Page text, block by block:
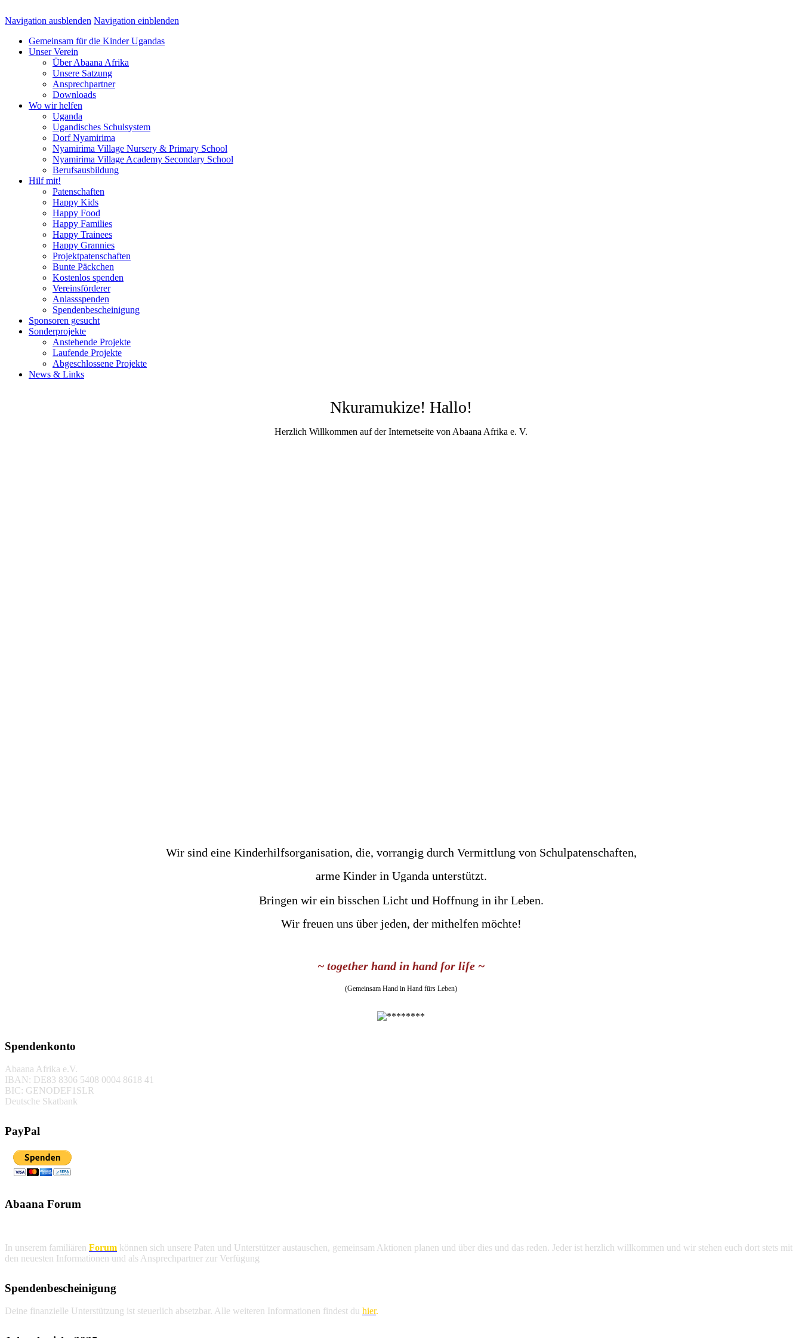
Navigation ausblenden Navigation einblenden
Gemeinsam für die Kinder Ugandas
Unser Verein
Über Abaana Afrika
Unsere Satzung
Ansprechpartner
Downloads
Wo wir helfen
Uganda
Ugandisches Schulsystem
Dorf Nyamirima
Nyamirima Village Nursery & Primary School
Nyamirima Village Academy Secondary School
Berufsausbildung
Hilf mit!
Patenschaften
Happy Kids
Happy Food
Happy Families
Happy Trainees
Happy Grannies
Projektpatenschaften
Bunte Päckchen
Kostenlos spenden
Vereinsförderer
Anlassspenden
Spendenbescheinigung
Sponsoren gesucht
Sonderprojekte
Anstehende Projekte
Laufende Projekte
Abgeschlossene Projekte
News & Links
Nkuramukize! Hallo!
Herzlich Willkommen auf der Internetseite von Abaana Afrika e. V.
Wir sind eine Kinderhilfsorganisation, die, vorrangig durch Vermittlung von Schulpatenschaften,
arme Kinder in Uganda unterstützt.
Bringen wir ein bisschen Licht und Hoffnung in ihr Leben.
Wir freuen uns über jeden, der mithelfen möchte!
~ together hand in hand for life ~
(Gemeinsam Hand in Hand fürs Leben)
Spendenkonto
Abaana Afrika e.V.
IBAN: DE83 8306 5408 0004 8618 41
BIC: GENODEF1SLR
Deutsche Skatbank
PayPal
Abaana Forum
In unserem familiären Forum können sich unsere Paten und Unterstützer austauschen, gemeinsam Aktionen planen und über dies und das reden. Jeder ist herzlich willkommen und wir stehen euch dort stets mit
den neuesten Informationen und als Ansprechpartner zur Verfügung
Spendenbescheinigung
Deine finanzielle Unterstützung ist steuerlich absetzbar. Alle weiteren Informationen findest du hier.